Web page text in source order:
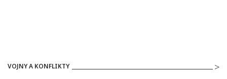
VOJNY A KONFLIKTY